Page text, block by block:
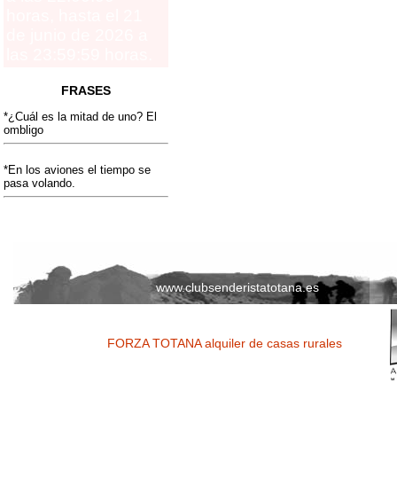
FRASES
*¿Cuál es la mitad de uno? El
ombligo
*En los aviones el tiempo se
pasa volando.
www.clubsenderistatotana.es
FORZA TOTANA alquiler de casas rurales